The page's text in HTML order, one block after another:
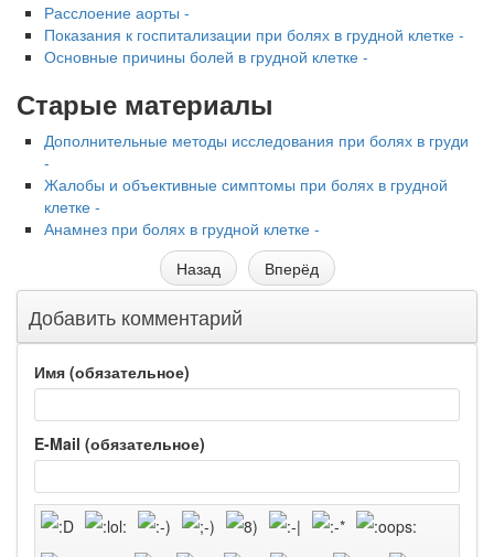
Расслоение аорты -
Показания к госпитализации при болях в грудной клетке -
Основные причины болей в грудной клетке -
Старые материалы
Дополнительные методы исследования при болях в груди
-
Жалобы и объективные симптомы при болях в грудной
клетке -
Анамнез при болях в грудной клетке -
Назад
Вперёд
Добавить комментарий
Имя (обязательное)
E-Mail (обязательное)